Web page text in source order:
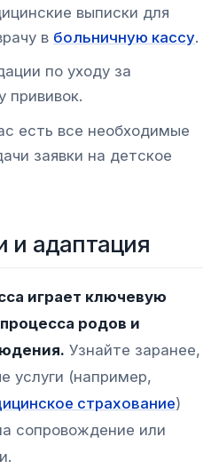
выписки для
в больничную кассу.
по уходу за
прививок.
есть все необходимые
заявки на детское
и адаптация
играет ключевую
родов и
Узнайте заранее,
услуги (например,
страхование)
сопровождение или